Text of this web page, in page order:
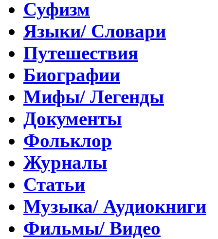
Суфизм
Языки/ Словари
Путешествия
Биографии
Мифы/ Легенды
Документы
Фольклор
Журналы
Статьи
Музыка/ Аудиокниги
Фильмы/ Видео